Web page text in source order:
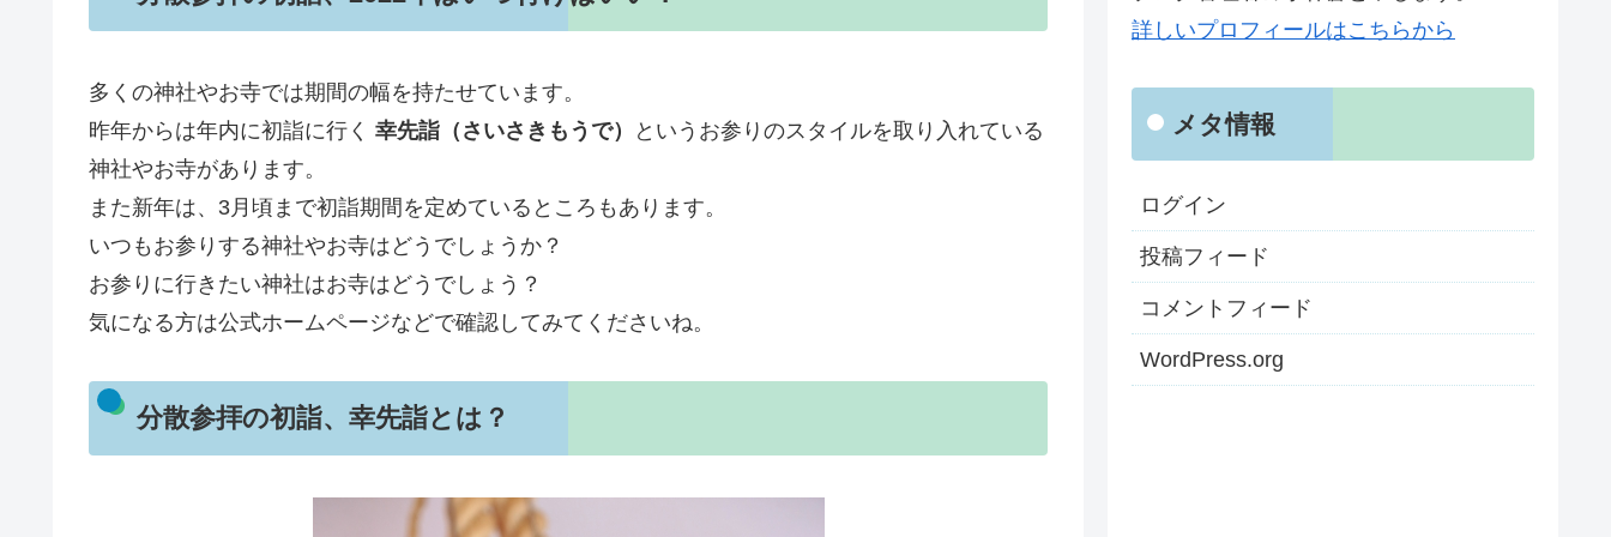
多くの神社やお寺では期間の幅を持たせています。
昨年からは年内に初詣に行く 幸先詣（さいさきもうで）
というお参りのスタイルを取り入れている
神社やお寺があります。
また新年は、3月頃まで初詣期間を定めているところもあります。
いつもお参りする神社やお寺はどうでしょうか？
お参りに行きたい神社はお寺はどうでしょう？
気になる方は公式ホームページなどで確認してみてくださいね。
分散参拝の初詣、幸先詣とは？
詳しいプロフィールはこちらから
メタ情報
ログイン
投稿フィード
コメントフィード
WordPress.org